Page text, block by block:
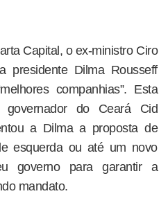
Capital, o ex-ministro Ciro
presidente Dilma Rousseff
companhias”. Esta
do Ceará Cid
a Dilma a proposta de
esquerda ou até um novo
governo para garantir a
mandato.